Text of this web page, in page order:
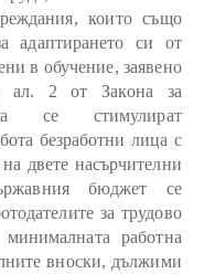
които също
адаптирането си от
в обучение, заявено
ал. 2 от Закона за
се стимулират
безработни лица с
двете насърчителни
бюджет се
за трудово
работна
вноски, дължими